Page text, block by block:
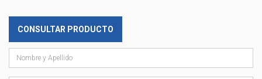
CONSULTAR PRODUCTO